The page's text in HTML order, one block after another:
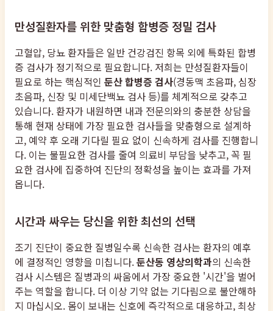
만성질환자를 위한 맞춤형 합병증 정밀 검사
고혈압, 당뇨 환자들은 일반 건강검진 항목 외에 특화된 합병
증 검사가 정기적으로 필요합니다. 저희는 만성질환자들이
필요로 하는 핵심적인 둔산 합병증 검사(경동맥 초음파, 심장
초음파, 신장 및 미세단백뇨 검사 등)를 체계적으로 갖추고
있습니다. 환자가 내원하면 내과 전문의와의 충분한 상담을
통해 현재 상태에 가장 필요한 검사들을 맞춤형으로 설계하
고, 예약 후 오래 기다릴 필요 없이 신속하게 검사를 진행합니
다. 이는 불필요한 검사를 줄여 의료비 부담을 낮추고, 꼭 필
요한 검사에 집중하여 진단의 정확성을 높이는 효과를 가져
옵니다.
시간과 싸우는 당신을 위한 최선의 선택
조기 진단이 중요한 질병일수록 신속한 검사는 환자의 예후
에 결정적인 영향을 미칩니다.둔산동 영상의학과의 신속한
검사 시스템은 질병과의 싸움에서 가장 중요한 '시간'을 벌어
주는 역할을 합니다. 더 이상 기약 없는 기다림으로 불안해하
지 마십시오. 몸이 보내는 신호에 즉각적으로 대응하고, 최상